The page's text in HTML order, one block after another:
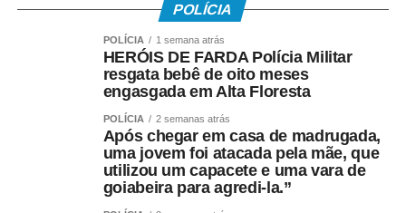
exigirão maior integração entre os segmentos da cadeia
produtiva do turismo. “O turismo depende diretamente de
setores como transporte aéreo, hospedagem,
alimentação e bebidas. Qualquer alteração nos custos
dessas atividades impactará diretamente o setor. Todos
os estados disputarão turistas, investimentos e eventos.
Por isso, precisamos nos preparar, desenvolver novos
produtos turísticos e fortalecer nossos destinos.”
POLÍCIA
POLÍCIA 1 semana atrás
HERÓIS DE FARDA Polícia Militar
resgata bebê de oito meses
engasgada em Alta Floresta
POLÍCIA 2 semanas atrás
Após chegar em casa de madrugada,
uma jovem foi atacada pela mãe, que
utilizou um capacete e uma vara de
goiabeira para agredi-la.”